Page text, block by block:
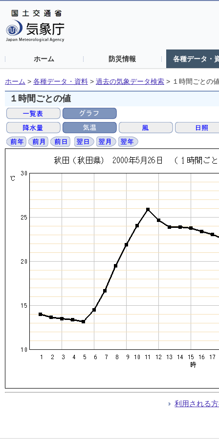
ホーム 防災情報 各種データ・
ホーム > 各種データ・資料 > 過去の気象データ検索 > １時間ごとの
１時間ごとの値
利用される